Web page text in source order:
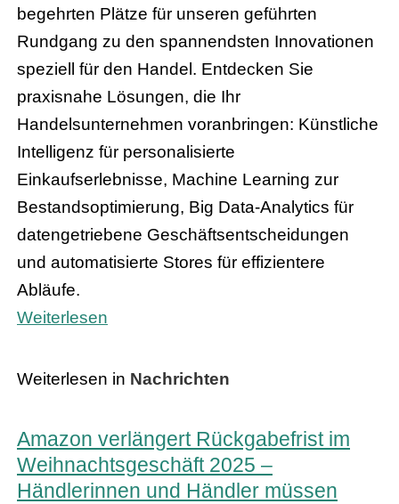
begehrten Plätze für unseren geführten
Rundgang zu den spannendsten Innovationen
speziell für den Handel. Entdecken Sie
praxisnahe Lösungen, die Ihr
Handelsunternehmen voranbringen: Künstliche
Intelligenz für personalisierte
Einkaufserlebnisse, Machine Learning zur
Bestandsoptimierung, Big Data-Analytics für
datengetriebene Geschäftsentscheidungen
und automatisierte Stores für effizientere
Abläufe.
Weiterlesen
Weiterlesen in Nachrichten
Amazon verlängert Rückgabefrist im
Weihnachtsgeschäft 2025 –
Händlerinnen und Händler müssen